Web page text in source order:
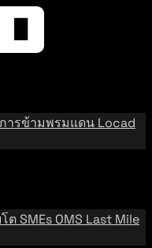
ารข้ามพรมแดน Locad
ตSMEs OMS Last Mile